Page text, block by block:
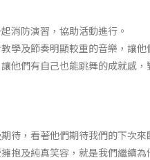
消防演習，協助活動進行。
學及節奏明顯較重的音樂，讓
他們有自己也能跳舞的成就感，
待，看著他們期待我們的下次
抱及純真笑容，就是我們繼續為